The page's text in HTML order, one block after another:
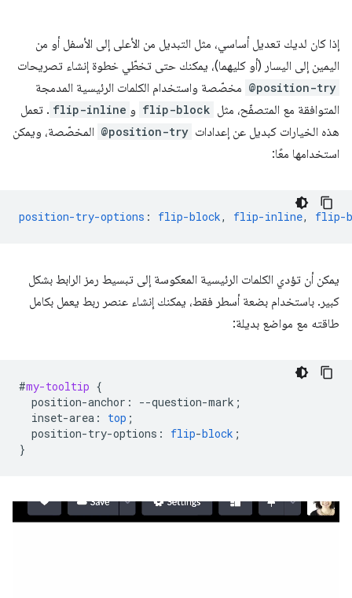
إذا كان لديك تعديل أساسي، مثل التبديل من الأعلى إلى الأسفل أو من
اليمين إلى اليسار (أو كليهما)، يمكنك حتى تخطّي خطوة إنشاء تصريحات
@position-try مخصّصة واستخدام الكلمات الرئيسية المدمجة
المتوافقة مع المتصفّح، مثل flip-block و flip-inline . تعمل
هذه الخيارات كبديل عن إعدادات @position-try المخصّصة، ويمكن
استخدامها معًا:
position-try-options : flip-block, flip-inline, flip-
يمكن أن تؤدي الكلمات الرئيسية المعكوسة إلى تبسيط رمز الرابط بشكل
كبير. باستخدام بضعة أسطر فقط، يمكنك إنشاء عنصر ربط يعمل بكامل
طاقته مع مواضع بديلة:
#my-tooltip {
position-anchor : --question-mark ;
inset-area : top ;
position-try-options : flip-block ;
}